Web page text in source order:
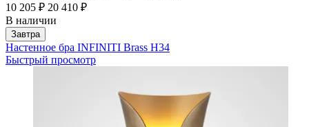
10 205 ₽ 20 410 ₽
В наличии
Завтра
Настенное бра INFINITI Brass H34
Быстрый просмотр